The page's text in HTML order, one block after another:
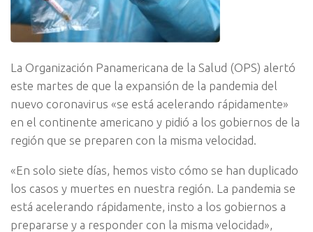
La Organización Panamericana de la Salud (OPS) alertó
este martes de que la expansión de la pandemia del
nuevo coronavirus «se está acelerando rápidamente»
en el continente americano y pidió a los gobiernos de la
región que se preparen con la misma velocidad.
«En solo siete días, hemos visto cómo se han duplicado
los casos y muertes en nuestra región. La pandemia se
está acelerando rápidamente, insto a los gobiernos a
prepararse y a responder con la misma velocidad»,